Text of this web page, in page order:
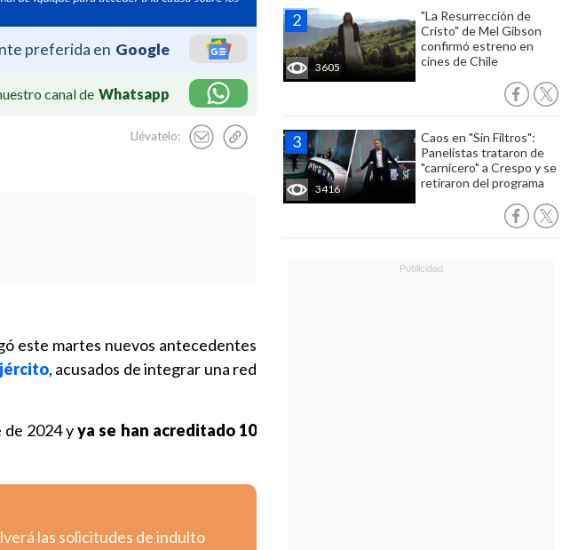
preferida en Google
canal de Whatsapp
Llévatelo:
3605
"La Resurrección de
Cristo" de Mel Gibson
confirmó estreno en
cines de Chile
3416
Caos en "Sin Filtros":
Panelistas trataron de
"carnicero" a Crespo y se
retiraron del programa
este martes nuevos antecedentes
, acusados de integrar una red
de 2024 yya se han acreditado 10
las solicitudes de indulto